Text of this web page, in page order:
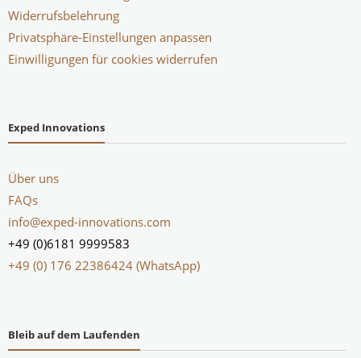
Widerrufsbelehrung
Privatsphäre-Einstellungen anpassen
Einwilligungen für cookies widerrufen
Exped Innovations
Über uns
FAQs
info@exped-innovations.com
+49 (0)6181 9999583
+49 (0) 176 22386424 (WhatsApp)
Bleib auf dem Laufenden